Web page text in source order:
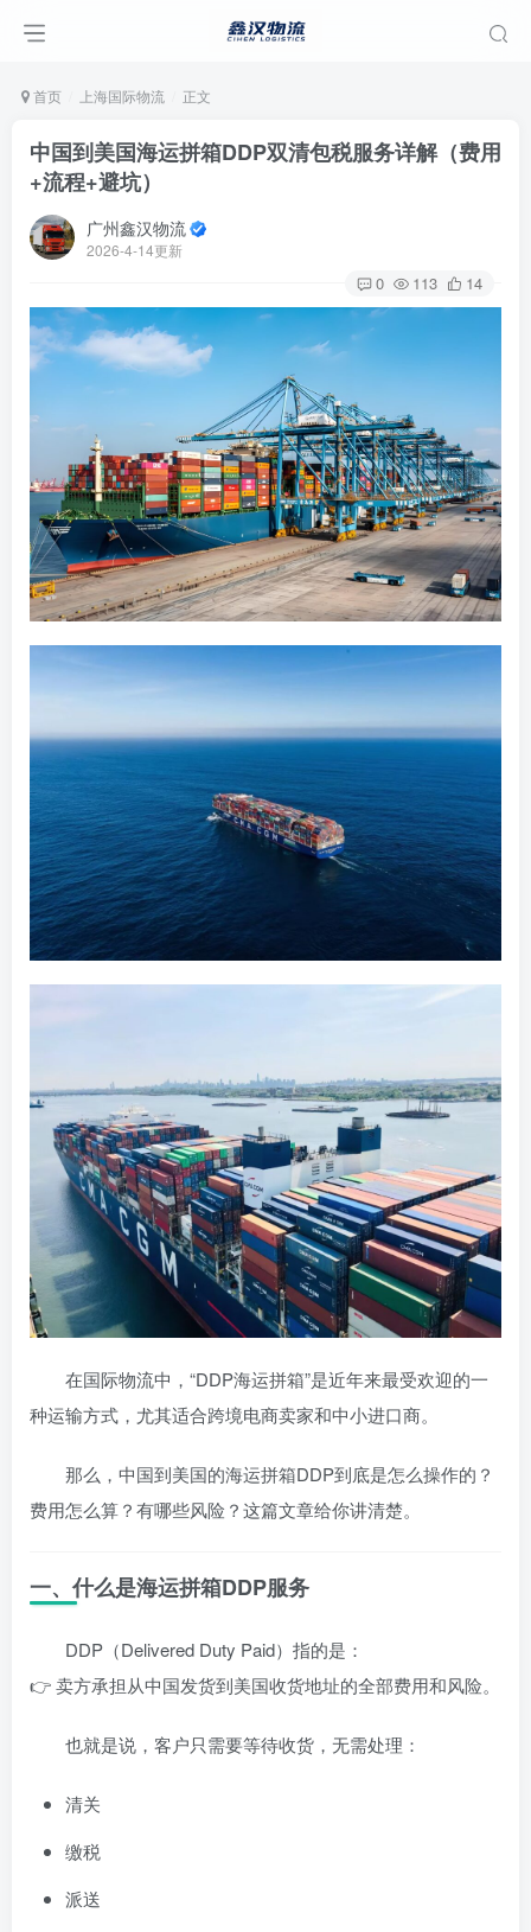
首页 上海国际物流 正文
中国到美国海运拼箱DDP双清包税服务详解（费用
+流程+避坑）
广州鑫汉物流
2026-4-14更新
0 113 14
在国际物流中，“DDP海运拼箱”是近年来最受欢迎的一
种运输方式，尤其适合跨境电商卖家和中小进口商。
那么，中国到美国的海运拼箱DDP到底是怎么操作的？
费用怎么算？有哪些风险？这篇文章给你讲清楚。
一、什么是海运拼箱DDP服务
DDP（Delivered Duty Paid）指的是：
👉 卖方承担从中国发货到美国收货地址的全部费用和风险。
也就是说，客户只需要等待收货，无需处理：
清关
缴税
派送